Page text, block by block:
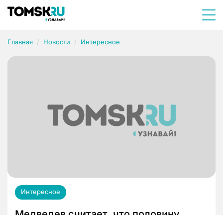
Главная Новости Интересное
Интересное